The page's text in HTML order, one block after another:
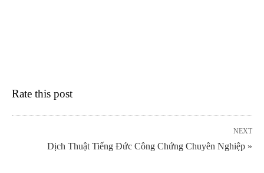
Rate this post
NEXT
Dịch Thuật Tiếng Đức Công Chứng Chuyên Nghiệp »